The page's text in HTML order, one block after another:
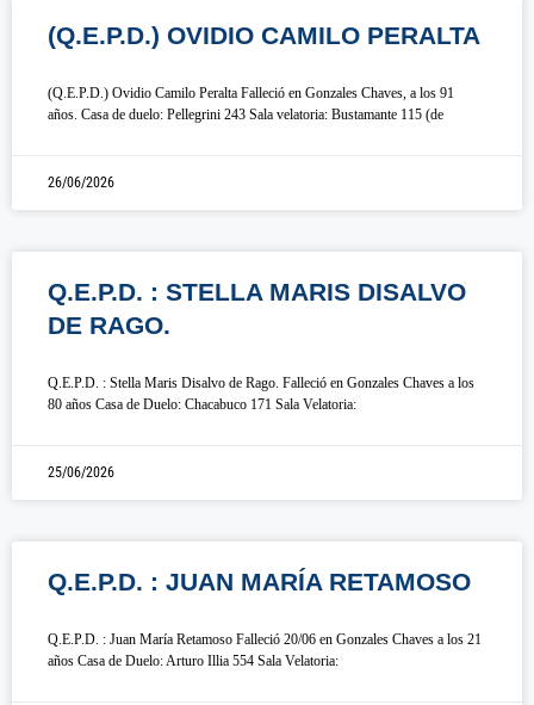
(Q.E.P.D.) OVIDIO CAMILO PERALTA
(Q.E.P.D.) Ovidio Camilo Peralta Falleció en Gonzales Chaves, a los 91
años. Casa de duelo: Pellegrini 243 Sala velatoria: Bustamante 115 (de
26/06/2026
Q.E.P.D. : STELLA MARIS DISALVO
DE RAGO.
Q.E.P.D. : Stella Maris Disalvo de Rago. Falleció en Gonzales Chaves a los
80 años Casa de Duelo: Chacabuco 171 Sala Velatoria:
25/06/2026
Q.E.P.D. : JUAN MARÍA RETAMOSO
Q.E.P.D. : Juan María Retamoso Falleció 20/06 en Gonzales Chaves a los 21
años Casa de Duelo: Arturo Illia 554 Sala Velatoria: